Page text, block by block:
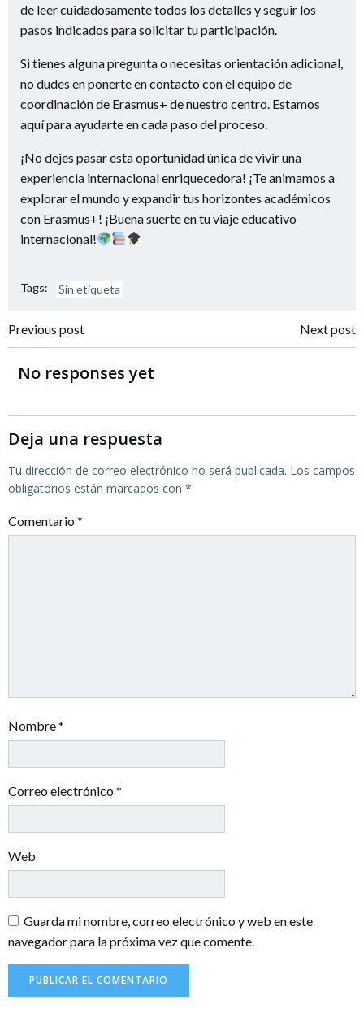
de leer cuidadosamente todos los detalles y seguir los
pasos indicados para solicitar tu participación.
Si tienes alguna pregunta o necesitas orientación adicional,
no dudes en ponerte en contacto con el equipo de
coordinación de Erasmus+ de nuestro centro. Estamos
aquí para ayudarte en cada paso del proceso.
¡No dejes pasar esta oportunidad única de vivir una
experiencia internacional enriquecedora! ¡Te animamos a
explorar el mundo y expandir tus horizontes académicos
con Erasmus+! ¡Buena suerte en tu viaje educativo
internacional!
Tags: Sin etiqueta
Navegación
por
las
entradas
Previous post
Navegación
las
Next post
No responses yet
Deja una respuesta
Tu dirección de correo electrónico no será publicada. Los campos
obligatorios están marcados con *
Comentario*
Nombre*
Correo electrónico*
Web
Guarda mi nombre, correo electrónico y web en este
navegador para la próxima vez que comente.